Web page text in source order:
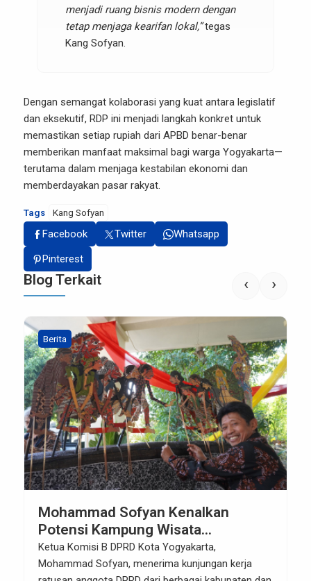
menjadi ruang bisnis modern dengan
tetap menjaga kearifan lokal,”tegas
Kang Sofyan.
Dengan semangat kolaborasi yang kuat antara legislatif
dan eksekutif, RDP ini menjadi langkah konkret untuk
memastikan setiap rupiah dari APBD benar-benar
memberikan manfaat maksimal bagi warga Yogyakarta—
terutama dalam menjaga kestabilan ekonomi dan
memberdayakan pasar rakyat.
Tags Kang Sofyan
Facebook Twitter
Whatsapp
Pinterest
Blog Terkait
Berita
Mohammad Sofyan Kenalkan
Potensi Kampung Wisata
Purwokinanti kepada DPRD dari
Berbagai Daerah
Ketua Komisi B DPRD Kota Yogyakarta,
Mohammad Sofyan, menerima kunjungan kerja
‹ ›